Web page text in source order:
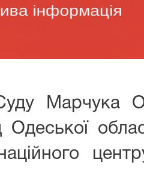
Марчука
Одеської